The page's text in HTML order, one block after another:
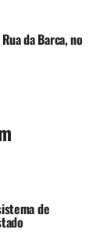
da Barca, no
de